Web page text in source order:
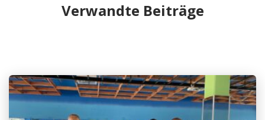
Verwandte Beiträge